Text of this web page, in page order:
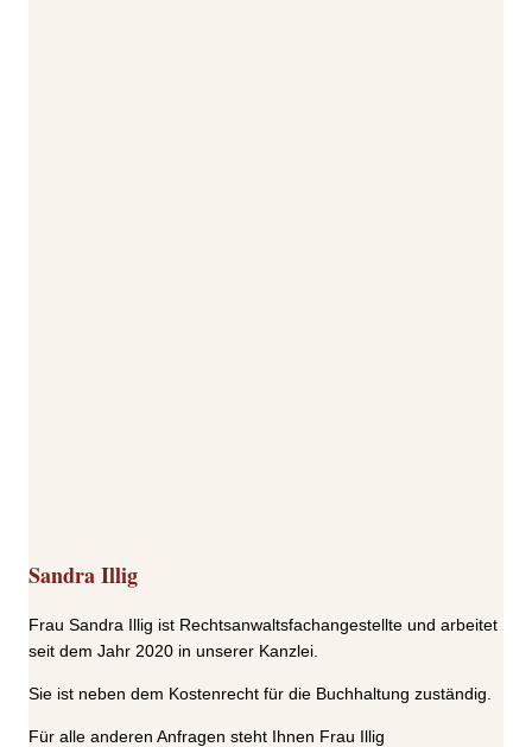
Sandra Illig
Frau Sandra Illig ist Rechtsanwaltsfachangestellte und arbeitet
seit dem Jahr 2020 in unserer Kanzlei.
Sie ist neben dem Kostenrecht für die Buchhaltung zuständig.
Für alle anderen Anfragen steht Ihnen Frau Illig